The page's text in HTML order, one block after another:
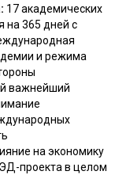
17 академических
на 365 дней с
и режима
важнейший
на экономику
проекта в целом